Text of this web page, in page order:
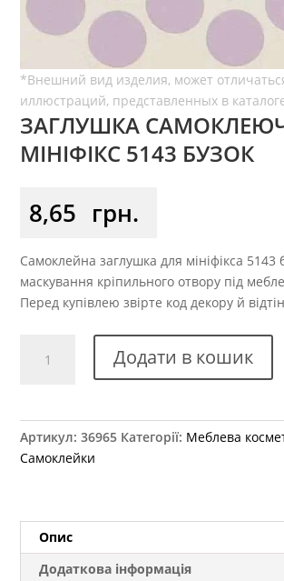
ЗАГЛУШКА
МІНІФІКС 5143 БУЗОК
8,65 грн.
Самоклейна заглушка для мініфікса 5143
маскування кріпильного отвору під
Перед купівлею звірте код декору й
самоклеюча
бузок
Додати в кошик
Артикул:36965 Категорії: Меблева
Самоклейки
Опис
Додаткова інформація